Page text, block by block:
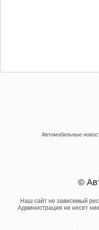
Автомобильные
©
Наш сайт не зависимый
Администрация не несет